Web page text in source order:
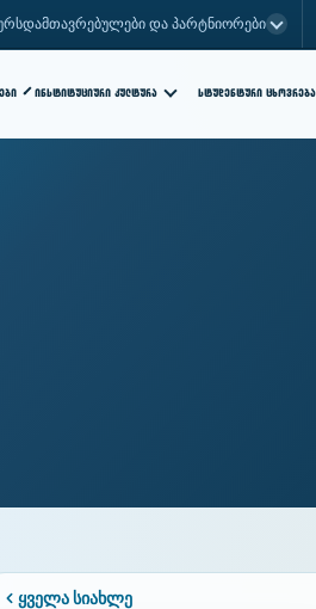
და პარტნიორები
ᲘᲜᲡᲢᲘᲢᲣᲪᲘᲣᲠᲘ ᲙᲣᲚᲢᲣᲠᲐ ᲡᲢᲣᲓᲔᲜᲢᲣᲠᲘ ᲪᲮᲝᲕᲠᲔᲑᲐ
ყველა სიახლე